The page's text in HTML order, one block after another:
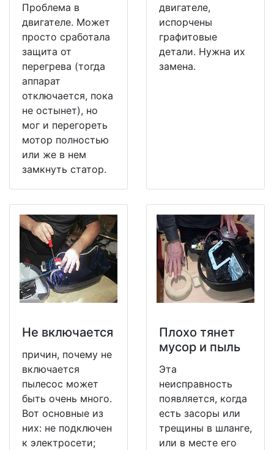
Проблема в
двигателе. Может
просто сработала
защита от
перегрева (тогда
аппарат
отключается, пока
не остынет), но
мог и перегореть
мотор полностью
или же в нем
замкнуть статор.
двигателе,
испорчены
графитовые
детали. Нужна их
замена.
Не включается
причин, почему не
включается
пылесос может
быть очень много.
Вот основные из
них: не подключен
к электросети;
Плохо тянет
мусор и пыль
Эта
неисправность
появляется, когда
есть засоры или
трещины в шланге,
или в месте его